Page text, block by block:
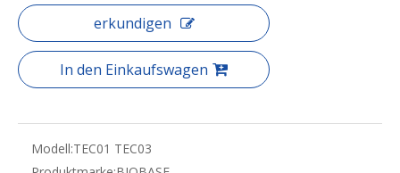
erkundigen
In den Einkaufswagen
Modell:TEC01 TEC03